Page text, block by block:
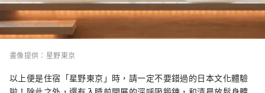
畫像提供：星野東京
以上便是住宿「星野東京」時，請一定不要錯過的日本文化體驗